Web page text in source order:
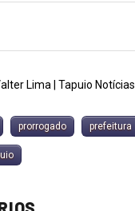
Lima | Tapuio Notícias
prorrogado prefeitura